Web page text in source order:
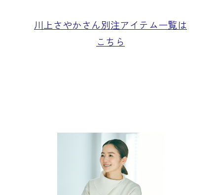
川上さやかさん別注アイテム一覧は
こちら